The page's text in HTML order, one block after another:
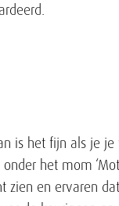
is het fijn als je
het mom
zien en ervaren